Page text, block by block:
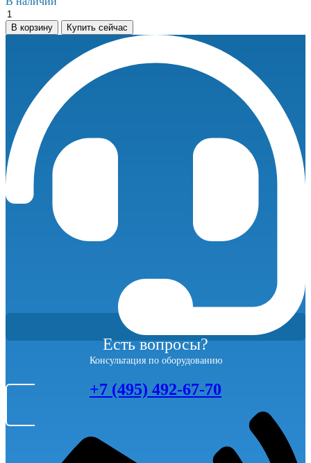
Винтовой
компрессор
Atmos
частотным
преобразователем
количество
В корзину Купить сейчас
Есть вопросы?
Консультация по оборудованию
+7 (495) 492-67-70